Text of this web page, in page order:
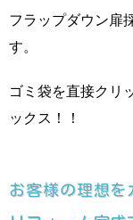
フラップダウン扉
す。
ゴミ袋を直接クリ
ックス！！
お客様の理想を